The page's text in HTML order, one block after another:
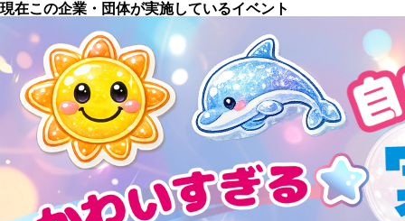
現在この企業・団体が実施しているイベント